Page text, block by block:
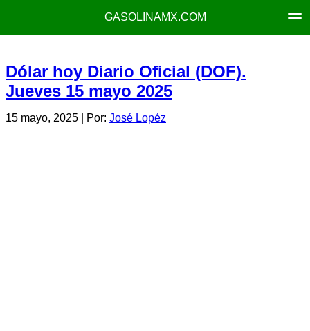
GASOLINAMX.COM
Dólar hoy Diario Oficial (DOF).
Jueves 15 mayo 2025
15 mayo, 2025 | Por: José Lopéz